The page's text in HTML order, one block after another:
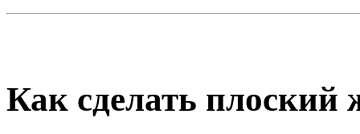
Как сделать плоский